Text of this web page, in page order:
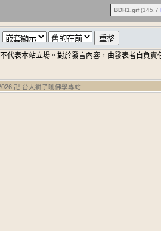
BDH1.gif(145.7
代表本站立場。對於發言內容，由發表者自負責
卍 台大獅子吼佛學專站